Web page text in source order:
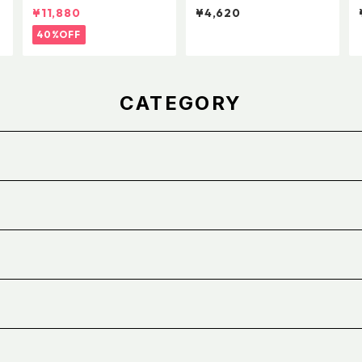
anFit
¥11,880
40%OFF
ョンパッキングキューブ M
ブラック
¥4,620
CATEGORY